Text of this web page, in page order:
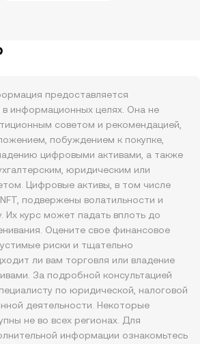
предоставляется
в информационных целях. Она не
советом и рекомендацией,
побуждением к покупке,
цифровыми активами, а также
юридическим или
Цифровые активы, в том числе
подвержены волатильности и
Их курс может падать вплоть до
Оцените свое финансовое
риски и тщательно
ли вам торговля или владение
За подробной консультацией
по юридической, налоговой
деятельности. Некоторые
не во всех регионах. Для
информации ознакомьтесь